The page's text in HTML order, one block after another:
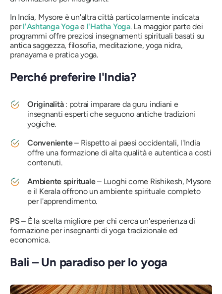
In India, Mysore è un'altra città particolarmente indicata
perl'Ashtanga Yogae l'Hatha Yoga. La maggior parte dei
programmi offre preziosi insegnamenti spirituali basati su
antica saggezza, filosofia, meditazione, yoga nidra,
pranayama e pratica yoga.
Perché preferire l'India?
Originalità: potrai imparare da guru indiani e
insegnanti esperti che seguono antiche tradizioni
yogiche.
Conveniente– Rispetto ai paesi occidentali, l'India
offre una formazione di alta qualità e autentica a costi
contenuti.
Ambiente spirituale– Luoghi come Rishikesh, Mysore
e il Kerala offrono un ambiente spirituale completo
per l'apprendimento.
PS – È la scelta migliore per chi cerca un'esperienza di
formazione per insegnanti di yoga tradizionale ed
economica.
Bali – Un paradiso per lo yoga